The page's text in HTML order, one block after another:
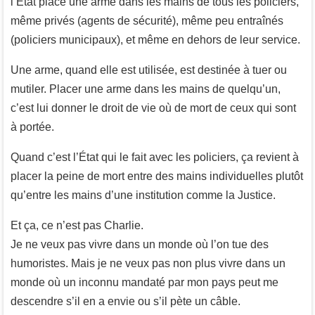
même privés (agents de sécurité), même peu entraînés
(policiers municipaux), et même en dehors de leur service.
Une arme, quand elle est utilisée, est destinée à tuer ou
mutiler. Placer une arme dans les mains de quelqu’un,
c’est lui donner le droit de vie où de mort de ceux qui sont
à portée.
Quand c’est l’État qui le fait avec les policiers, ça revient à
placer la peine de mort entre des mains individuelles plutôt
qu’entre les mains d’une institution comme la Justice.
Et ça, ce n’est pas Charlie.
Je ne veux pas vivre dans un monde où l’on tue des
humoristes. Mais je ne veux pas non plus vivre dans un
monde où un inconnu mandaté par mon pays peut me
descendre s’il en a envie ou s’il pète un câble.